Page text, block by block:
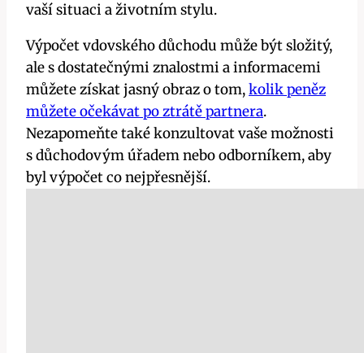
vaší situaci a životním stylu.
Výpočet vdovského důchodu může být složitý,
ale s dostatečnými znalostmi a informacemi
můžete získat jasný obraz o tom,kolik peněz
můžete očekávat po ztrátě partnera.
Nezapomeňte také konzultovat vaše možnosti
s důchodovým úřadem nebo odborníkem, aby
byl výpočet co nejpřesnější.